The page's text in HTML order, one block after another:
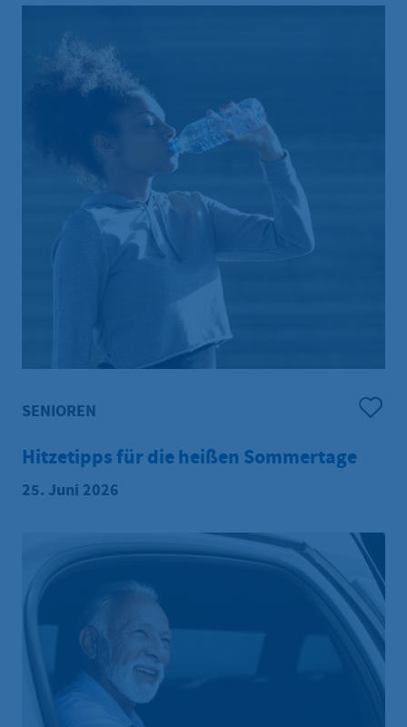
Allergien, Erkrankungen und Notfallkontakte
hinterlegt werden können, kann im Ernstfall echte
Hilfe leisten.
SENIOREN
Hitzetipps für die heißen Sommertage
25. Juni 2026